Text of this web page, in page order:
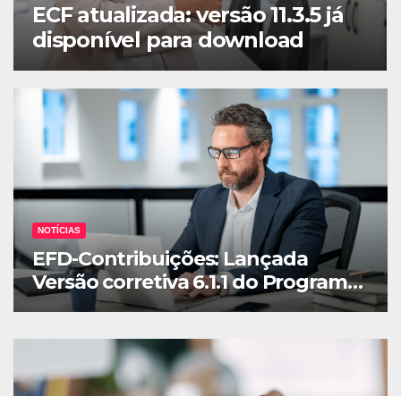
EFD-Contribuições: Lançada
Versão corretiva 6.1.1 do
Programa Gerador de
Escrituração
NOTÍCIAS
EFD-Contribuições: Lançada
Versão corretiva 6.1.1 do Programa
Gerador de Escrituração